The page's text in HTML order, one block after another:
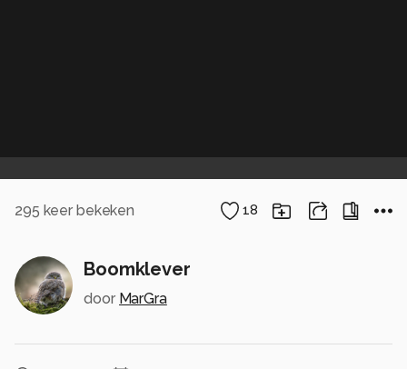
295 keer bekeken 18
Boomklever
door MarGra